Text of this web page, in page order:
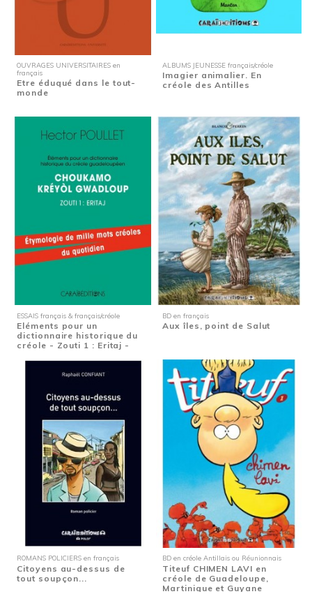
OUVRAGES UNIVERSITAIRES en
français
Etre éduqué dans le tout-
monde
ALBUMS JEUNESSE français/créole
Imagier animalier. En
créole des Antilles
ESSAIS français & français/créole
Eléments pour un
dictionnaire historique du
créole - Zouti 1 : Eritaj -
BD en français
Aux îles, point de Salut
ROMANS POLICIERS en français
Citoyens au-dessus de
tout soupçon...
BD en créole Antillais ou Réunionnais
Titeuf CHIMEN LAVI en
créole de Guadeloupe,
Martinique et Guyane